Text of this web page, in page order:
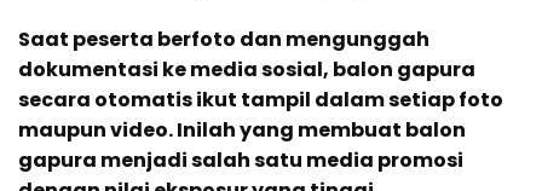
Saat peserta berfoto dan mengunggah
dokumentasi ke media sosial, balon gapura
secara otomatis ikut tampil dalam setiap foto
maupun video. Inilah yang membuat balon
gapura menjadi salah satu media promosi